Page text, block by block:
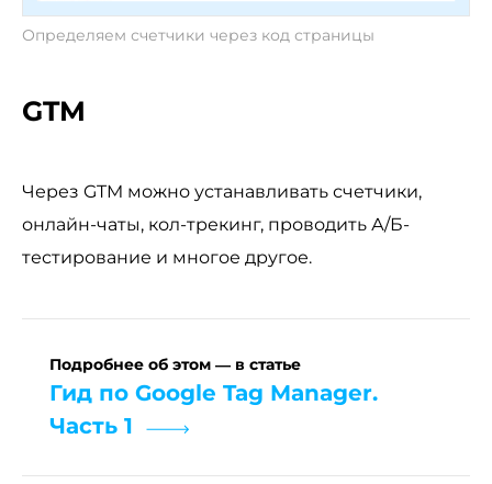
Определяем счетчики через код страницы
GTM
Через GTM можно устанавливать счетчики,
онлайн-чаты, кол-трекинг, проводить А/Б-
тестирование и многое другое.
Подробнее об этом — в статье
Гид по Google Tag Manager.
Часть 1